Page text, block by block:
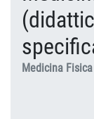
Medicina